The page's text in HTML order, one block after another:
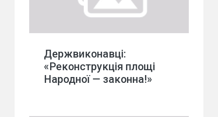
Держвиконавці:
«Реконструкція площі
Народної — законна!»